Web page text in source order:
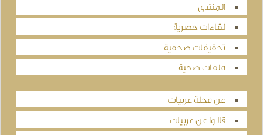
المنتدى
لقاءات حصرية
تحقيقات صحفية
ملفات صحية
عن مجلة عربيات
قالوا عن عربيات